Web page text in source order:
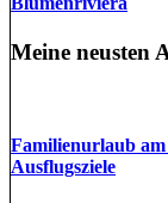
Meine neusten
Familienurlaub
Ausflugsziele